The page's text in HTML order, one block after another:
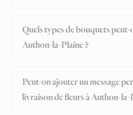
Quels types de bouquets
Authon-la-Plaine ?
Peut-on ajouter un message
livraison de fleurs à Authon-la-